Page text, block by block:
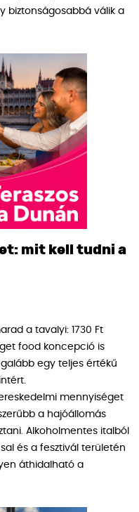
biztonságosabbá válik a
mit kell tudni a
a tavalyi: 1730 Ft
food koncepció is
egy teljes értékű
mennyiséget
a hajóállomás
Alkoholmentes italból
és a fesztivál területén
áthidalható a